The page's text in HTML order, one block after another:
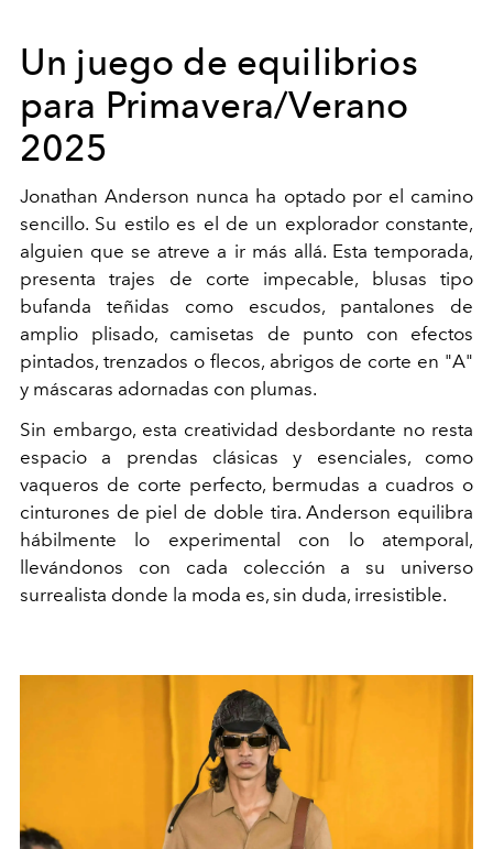
Un juego de equilibrios
para Primavera/Verano
2025
Jonathan Anderson nunca ha optado por el camino
sencillo. Su estilo es el de un explorador constante,
alguien que se atreve a ir más allá. Esta temporada,
presenta trajes de corte impecable, blusas tipo
bufanda teñidas como escudos, pantalones de
amplio plisado, camisetas de punto con efectos
pintados, trenzados o flecos, abrigos de corte en "A"
y máscaras adornadas con plumas.
Sin embargo, esta creatividad desbordante no resta
espacio a prendas clásicas y esenciales, como
vaqueros de corte perfecto, bermudas a cuadros o
cinturones de piel de doble tira. Anderson equilibra
hábilmente lo experimental con lo atemporal,
llevándonos con cada colección a su universo
surrealista donde la moda es, sin duda, irresistible.